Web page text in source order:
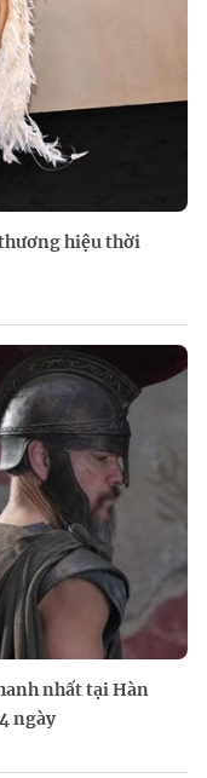
hiệu thời
nhất tại Hàn
ngày